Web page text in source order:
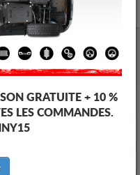
Moteur Kia Sorento
GRATUITE + 10 %
LES COMMANDES.